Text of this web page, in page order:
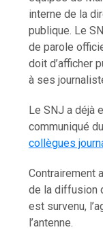
interne de la
publique. Le
de parole
doit d’afficher
à ses
Le SNJ a déjà
communiqué
collègues
Contrairement
de la diffusion
est survenu,
l’antenne.